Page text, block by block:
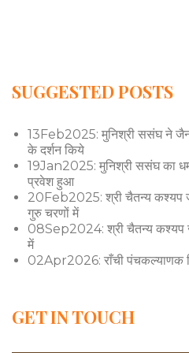
SUGGESTED POSTS
13Feb2025: मुनिश्री ससंघ ने जैन
के दर्शन किये
19Jan2025: मुनिश्री ससंघ का
प्रवेश हुआ
20Feb2025: श्री चैतन्य कश्यप
गुरु चरणों में
08Sep2024: श्री चैतन्य कश्यप
में
02Apr2026: राँची पंचकल्याणक
GET IN TOUCH